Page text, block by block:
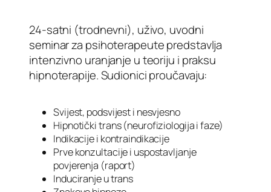
24-satni (trodnevni), uživo, uvodni
seminar za psihoterapeute predstavlja
intenzivno uranjanje u teoriju i praksu
hipnoterapije. Sudionici proučavaju:
Svijest, podsvijest i nesvjesno
Hipnotički trans (neurofiziologija i faze)
Indikacije i kontraindikacije
Prve konzultacije i uspostavljanje
povjerenja (raport)
Induciranje u trans